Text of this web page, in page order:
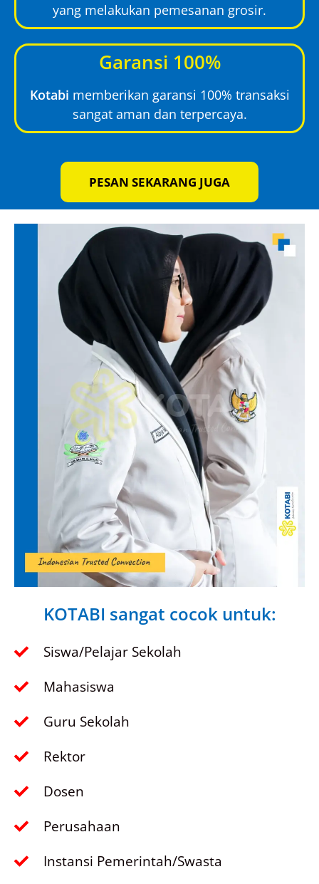
yang melakukan pemesanan grosir.
Garansi 100%
Kotabi memberikan garansi 100% transaksi
sangat aman dan terpercaya.
PESAN SEKARANG JUGA
KOTABI sangat cocok untuk:
Siswa/Pelajar Sekolah
Mahasiswa
Guru Sekolah
Rektor
Dosen
Perusahaan
Instansi Pemerintah/Swasta